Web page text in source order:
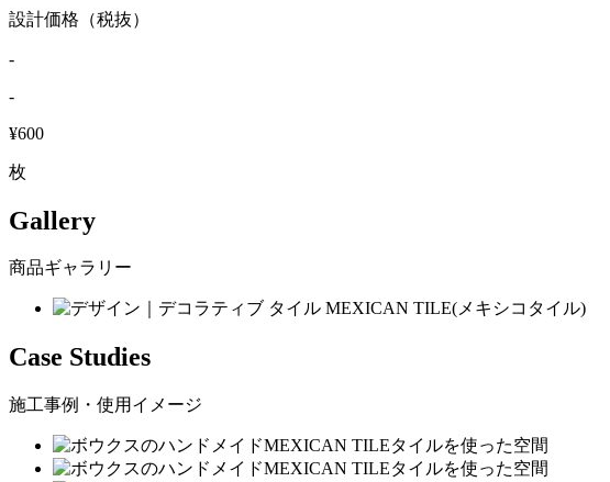
設計価格（税抜）
-
-
¥600
枚
Gallery
商品ギャラリー
Case Studies
施工事例・使用イメージ